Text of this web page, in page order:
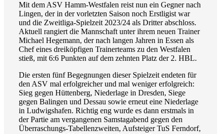
Mit dem ASV Hamm-Westfalen reist nun ein Gegner nach
Lingen, der in der vorletzten Saison noch Erstligist war
und die Zweitliga-Spielzeit 2023/24 als Dritter abschloss.
Aktuell rangiert die Mannschaft unter ihrem neuen Trainer
Michael Hegemann, der nach langen Jahren in Essen als
Chef eines dreiköpfigen Trainerteams zu den Westfalen
stieß, mit 6:6 Punkten auf dem zehnten Platz der 2. HBL.
Die ersten fünf Begegnungen dieser Spielzeit endeten für
den ASV mal erfolgreicher und mal weniger erfolgreich:
Sieg gegen Hüttenberg, Niederlage in Dresden, Siege
gegen Balingen und Dessau sowie erneut eine Niederlage
in Ludwigshafen. Richtig eng wurde es dann erstmals in
der Partie am vergangenen Samstagabend gegen den
Überraschungs-Tabellenzweiten, Aufsteiger TuS Ferndorf,